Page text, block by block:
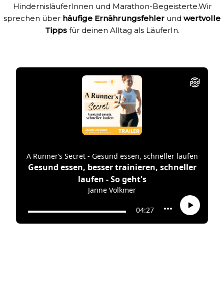
HindernisläuferInnen und Marathon-Begeisterte.Wir
sprechen über häufige Ernährungsfehler und wertvolle
Tippsfür deinen Alltag als LäuferIn.